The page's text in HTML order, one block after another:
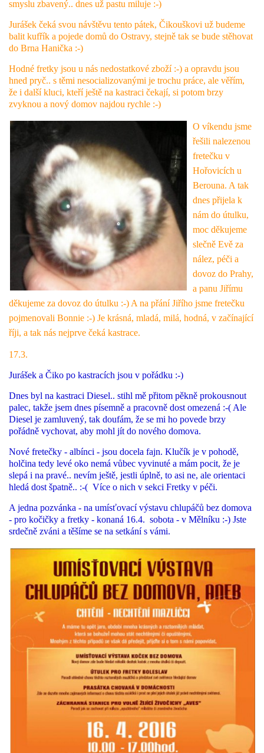
smyslu zbavený.. dnes už pastu miluje :-)
Jurášek čeká svou návštěvu tento pátek, Čikouškovi už budeme
balit kufřík a pojede domů do Ostravy, stejně tak se bude stěhovat
do Brna Hanička :-)
Hodné fretky jsou u nás nedostatkové zboží :-) a opravdu jsou
hned pryč.. s těmi nesocializovanými je trochu práce, ale věřím,
že i další kluci, kteří ještě na kastraci čekají, si potom brzy
zvyknou a nový domov najdou rychle :-)
O víkendu jsme
řešili nalezenou
fretečku v
Hořovicích u
Berouna. A tak
dnes přijela k
nám do útulku,
moc děkujeme
slečně Evě za
nález, péči a
dovoz do Prahy,
a panu Jiřímu
děkujeme za dovoz do útulku :-) A na přání Jiřího jsme fretečku
pojmenovali Bonnie :-) Je krásná, mladá, milá, hodná, v začínající
říji, a tak nás nejprve čeká kastrace.
17.3.
Jurášek a Čiko po kastracích jsou v pořádku :-)
Dnes byl na kastraci Diesel.. stihl mě přitom pěkně prokousnout
palec, takže jsem dnes písemně a pracovně dost omezená :-( Ale
Diesel je zamluvený, tak doufám, že se mi ho povede brzy
pořádně vychovat, aby mohl jít do nového domova.
Nové fretečky - albínci - jsou docela fajn. Klučík je v pohodě,
holčina tedy levé oko nemá vůbec vyvinuté a mám pocit, že je
slepá i na pravé.. nevím ještě, jestli úplně, to asi ne, ale orientaci
hledá dost špatně.. :-( Více o nich v sekci Fretky v péči.
A jedna pozvánka - na umísťovací výstavu chlupáčů bez domova
- pro kočičky a fretky - konaná 16.4. sobota - v Mělníku :-) Jste
srdečně zváni a těšíme se na setkání s vámi.